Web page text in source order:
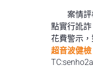
案情
點實行訛
花費警示，
超音波健檢